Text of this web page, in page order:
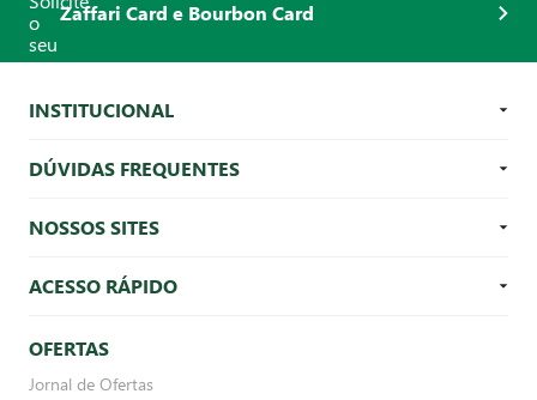
Zaffari Card e Bourbon Card
INSTITUCIONAL
DÚVIDAS FREQUENTES
NOSSOS SITES
ACESSO RÁPIDO
OFERTAS
Jornal de Ofertas